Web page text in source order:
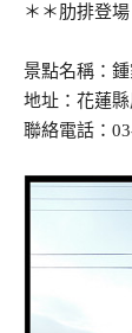
＊＊肋排登場
景點名稱：
地址：花蓮
聯絡電話：